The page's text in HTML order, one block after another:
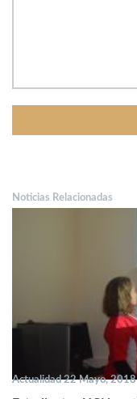
Noticias Relacionadas
Actualidad 22 Mayo, 2018